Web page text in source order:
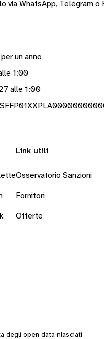
via WhatsApp, Telegram o
un anno
1:00
alle 1:00
Link utili
Osservatorio Sanzioni
Fornitori
Offerte
degli open data rilasciati